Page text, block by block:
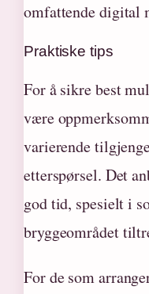
omfattende digital
Praktiske tips
For å sikre best
være
varierende
etterspørsel. Det
god tid, spesielt i
bryggeområdet
For de som